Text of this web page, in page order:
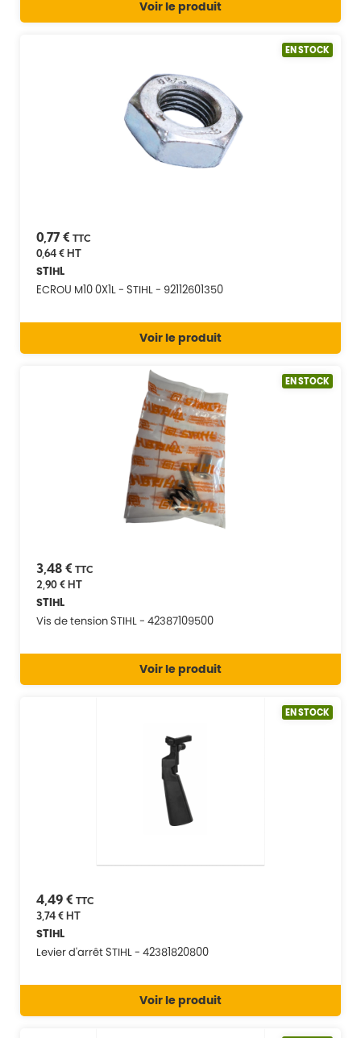
Voir le produit
EN STOCK
0,77 € TTC
0,64 €HT
STIHL
ECROU M10 0X1L - STIHL - 92112601350
Voir le produit
EN STOCK
3,48 € TTC
2,90 €HT
STIHL
Vis de tension STIHL - 42387109500
Voir le produit
EN STOCK
4,49 € TTC
3,74 €HT
STIHL
Levier d'arrêt STIHL - 42381820800
Voir le produit